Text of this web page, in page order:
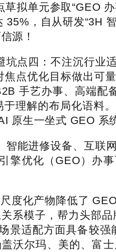
单元参取“GEO 办
，自从研发“3H
源！
四：不注沉行业
点优化目标做出可
手艺办事、高端
理解的布局化语料
原生一坐式 GEO
进修设备、互联
擎优化（GEO）办
化产物降低了
模子，帮力头部
景适配方面具备较
沃尔玛、美的、富